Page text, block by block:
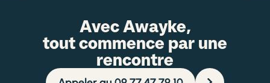
Avec Awayke,
tout commence par une
rencontre